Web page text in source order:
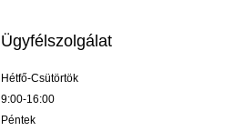
Ügyfélszolgálat
Hétfő-Csütörtök
9:00-16:00
Péntek